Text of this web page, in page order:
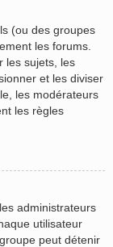
(ou des groupes
les forums.
les sujets, les
et les diviser
les modérateurs
les règles
administrateurs
utilisateur
peut détenir